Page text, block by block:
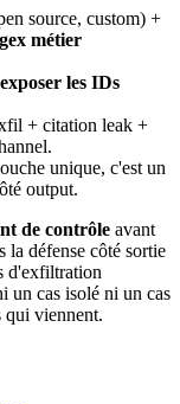
source, custom) +
métier
les IDs
+ citation leak +
unique, c'est un
output.
de contrôle avant
la défense côté sortie
d'exfiltration
un cas isolé ni un cas
qui viennent.